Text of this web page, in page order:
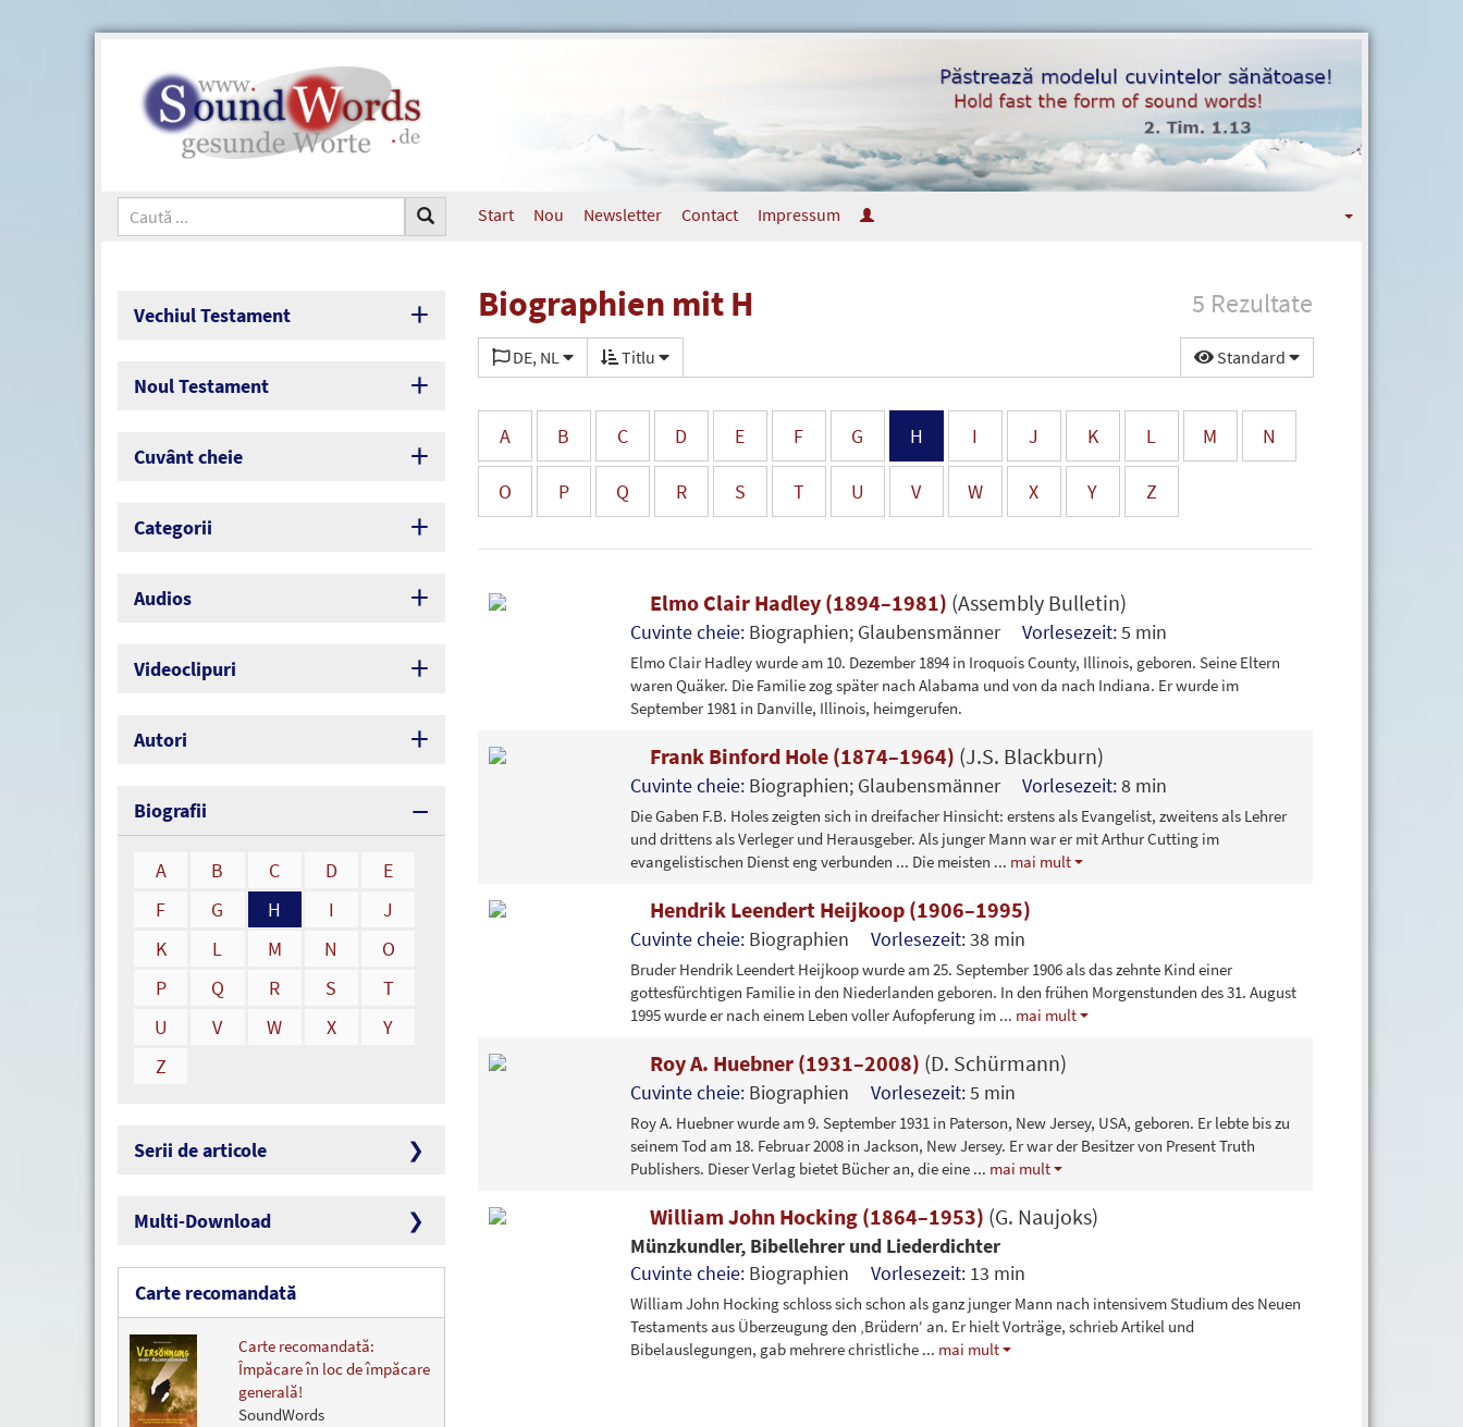
Start Nou Newsletter Contact Impressum
Vechiul Testament
Noul Testament
Cuvânt cheie
Categorii
Audios
Videoclipuri
Autori
Biografii
A B C D
E
F
G H I
J
K
L M N
O
P
Q R S
T
U
V W X
Y
Z
Serii de articole
Multi-Download
Carte recomandată
Carte recomandată:
Împăcare în loc de împăcare
generală!
SoundWords
5 Rezultate
Biographien mit H
DE, NL Titlu Standard
A B C D E F G H I J K L M N
O P Q R S T U V W X Y Z
Elmo Clair Hadley (1894–1981) (Assembly Bulletin)
Cuvinte cheie: Biographien; Glaubensmänner Vorlesezeit:5 min
Elmo Clair Hadley wurde am 10. Dezember 1894 in Iroquois County, Illinois, geboren. Seine Eltern
waren Quäker. Die Familie zog später nach Alabama und von da nach Indiana. Er wurde im
September 1981 in Danville, Illinois, heimgerufen.
Frank Binford Hole (1874–1964) (J.S. Blackburn)
Cuvinte cheie: Biographien; Glaubensmänner Vorlesezeit:8 min
Die Gaben F.B. Holes zeigten sich in dreifacher Hinsicht: erstens als Evangelist, zweitens als Lehrer
und drittens als Verleger und Herausgeber. Als junger Mann war er mit Arthur Cutting im
evangelistischen Dienst eng verbunden ... Die meisten ... mai mult
Hendrik Leendert Heijkoop (1906–1995)
Cuvinte cheie: Biographien Vorlesezeit:38 min
Bruder Hendrik Leendert Heijkoop wurde am 25. September 1906 als das zehnte Kind einer
gottesfürchtigen Familie in den Niederlanden geboren. In den frühen Morgenstunden des 31. August
1995 wurde er nach einem Leben voller Aufopferung im ... mai mult
Roy A. Huebner (1931–2008) (D. Schürmann)
Cuvinte cheie: Biographien Vorlesezeit:5 min
Roy A. Huebner wurde am 9. September 1931 in Paterson, New Jersey, USA, geboren. Er lebte bis zu
seinem Tod am 18. Februar 2008 in Jackson, New Jersey. Er war der Besitzer von Present Truth
Publishers. Dieser Verlag bietet Bücher an, die eine ... mai mult
William John Hocking (1864–1953) (G. Naujoks)
Münzkundler, Bibellehrer und Liederdichter
Cuvinte cheie: Biographien Vorlesezeit: 13 min
William John Hocking schloss sich schon als ganz junger Mann nach intensivem Studium des Neuen
Testaments aus Überzeugung den ‚Brüdern‘ an. Er hielt Vorträge, schrieb Artikel und
Bibelauslegungen, gab mehrere christliche ... mai mult